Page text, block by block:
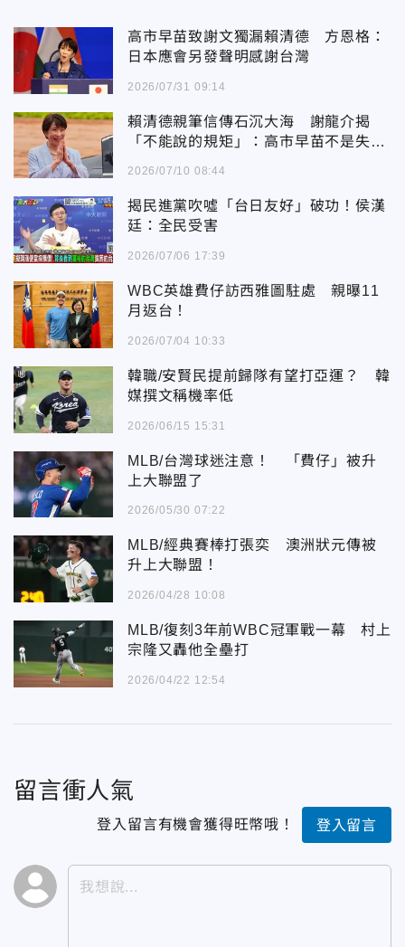
高市早苗致謝文獨漏賴清德 方恩格：
日本應會另發聲明感謝台灣
2026/07/31 09:14
賴清德親筆信傳石沉大海 謝龍介揭
「不能說的規矩」：高市早苗不是失
2026/07/10 08:44
揭民進黨吹噓「台日友好」破功！侯漢
廷：全民受害
2026/07/06 17:39
WBC英雄費仔訪西雅圖駐處 親曝11
月返台！
2026/07/04 10:33
韓職/安賢民提前歸隊有望打亞運？ 韓
媒撰文稱機率低
2026/06/15 15:31
MLB/台灣球迷注意！ 「費仔」被升
上大聯盟了
2026/05/30 07:22
MLB/經典賽棒打張奕 澳洲狀元傳被
升上大聯盟！
2026/04/28 10:08
MLB/復刻3年前WBC冠軍戰一幕 村上
宗隆又轟他全壘打
2026/04/22 12:54
留言衝人氣
登入留言有機會獲得旺幣哦！ 登入留言